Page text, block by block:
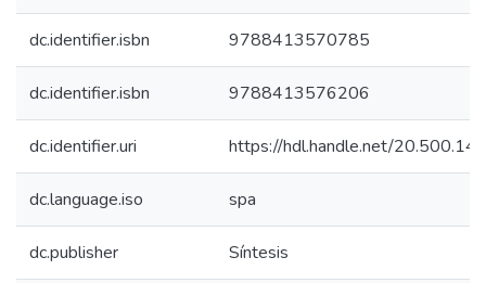
dc.identifier.isbn 9788413570785
dc.identifier.isbn 9788413576206
dc.identifier.uri https://hdl.handle.net/
dc.language.iso spa
dc.publisher Síntesis